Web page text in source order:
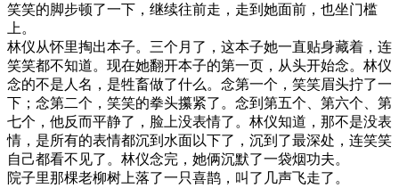
笑笑的脚步顿了一下，继续往前走，走到她面前，也坐门槛
上。
林仪从怀里掏出本子。三个月了，这本子她一直贴身藏着，连
笑笑都不知道。现在她翻开本子的第一页，从头开始念。林仪
念的不是人名，是牲畜做了什么。念第一个，笑笑眉头拧了一
下；念第二个，笑笑的拳头攥紧了。念到第五个、第六个、第
七个，他反而平静了，脸上没表情了。林仪知道，那不是没表
情，是所有的表情都沉到水面以下了，沉到了最深处，连笑笑
自己都看不见了。林仪念完，她俩沉默了一袋烟功夫。
院子里那棵老柳树上落了一只喜鹊，叫了几声飞走了。